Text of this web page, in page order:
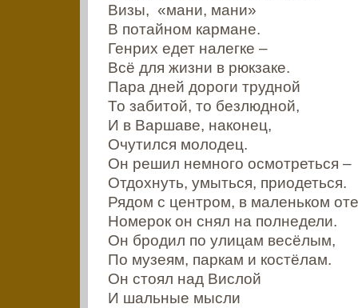
Визы, «мани, мани»
В потайном кармане.
Генрих едет налегке –
Всё для жизни в рюкзаке.
Пара дней дороги трудной
То забитой, то безлюдной,
И в Варшаве, наконец,
Очутился молодец.
Он решил немного осмотреться –
Отдохнуть, умыться, приодеться.
Рядом с центром, в маленьком
Номерок он снял на полнедели.
Он бродил по улицам весёлым,
По музеям, паркам и костёлам.
Он стоял над Вислой
И шальные мысли